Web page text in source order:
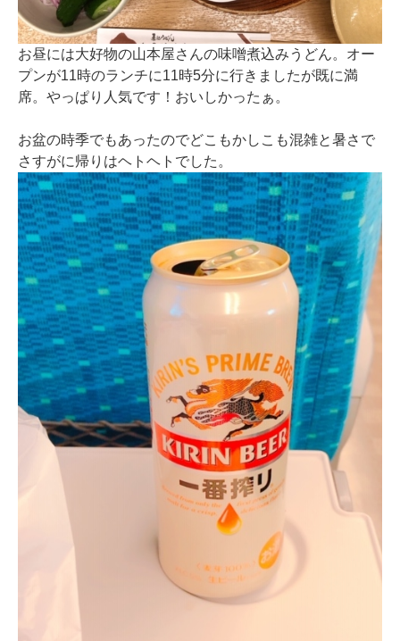
お昼には大好物の山本屋さんの味噌煮込みうどん。オー
プンが11時のランチに11時5分に行きましたが既に満
席。やっぱり人気です！おいしかったぁ。
お盆の時季でもあったのでどこもかしこも混雑と暑さで
さすがに帰りはヘトヘトでした。